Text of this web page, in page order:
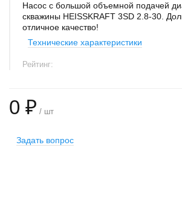
Насос с большой объемной подачей
скважины HEISSKRAFT 3SD 2.8-30.
отличное качество!
Технические характеристики
Рейтинг:
0 ₽ / шт
Задать вопрос